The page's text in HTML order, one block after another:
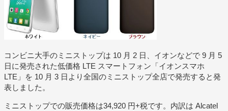
コンビニ大手のミニストップは 10 月 2 日、イオンなどで 9 月 5
日に発売された低価格 LTE スマートフォン「イオンスマホ
LTE」を 10 月 3 日より全国のミニストップ全店で発売すると発
表しました。
ミニストップでの販売価格は34,920 円+税です。内訳は Alcatel